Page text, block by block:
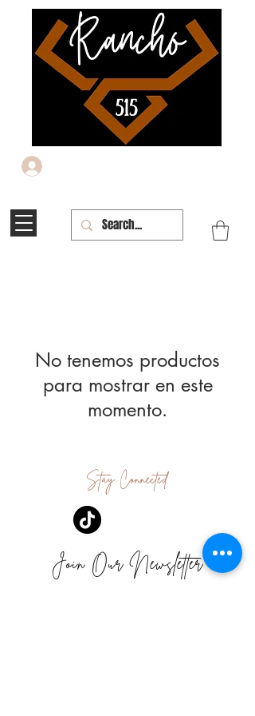
No tenemos productos
para mostrar en este
momento.
Stay Connected
Join Our Newsletter